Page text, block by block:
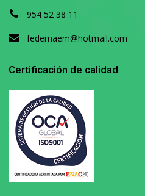
954 52 38 11
fedemaem@hotmail.com
Certificación de calidad